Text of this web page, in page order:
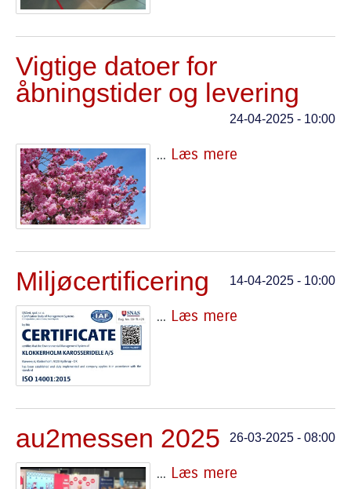
Vigtige datoer for
åbningstider og levering
24-04-2025 - 10:00
... Læs mere
Miljøcertificering 14-04-2025 - 10:00
... Læs mere
au2messen 2025 26-03-2025 - 08:00
... Læs mere